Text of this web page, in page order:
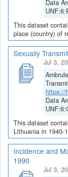
Data
This dataset
place (country) of
Sexually
Jul 3,
https://
Data
This dataset
Lithuania in 1940-
Incidence and
1990
Jul 3,